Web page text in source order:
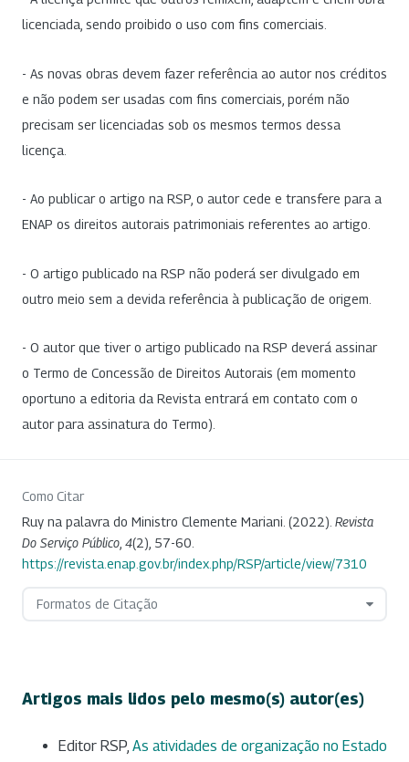
licenciada, sendo proibido o uso com fins comerciais.
- As novas obras devem fazer referência ao autor nos créditos
e não podem ser usadas com fins comerciais, porém não
precisam ser licenciadas sob os mesmos termos dessa
licença.
- Ao publicar o artigo na RSP, o autor cede e transfere para a
ENAP os direitos autorais patrimoniais referentes ao artigo.
- O artigo publicado na RSP não poderá ser divulgado em
outro meio sem a devida referência à publicação de origem.
- O autor que tiver o artigo publicado na RSP deverá assinar
o Termo de Concessão de Direitos Autorais (em momento
oportuno a editoria da Revista entrará em contato com o
autor para assinatura do Termo).
Como Citar
Ruy na palavra do Ministro Clemente Mariani. (2022). Revista
Do Serviço Público, 4(2), 57-60.
https://revista.enap.gov.br/index.php/RSP/article/view/7310
Formatos de Citação
Artigos mais lidos pelo mesmo(s) autor(es)
Editor RSP, As atividades de organização no Estado